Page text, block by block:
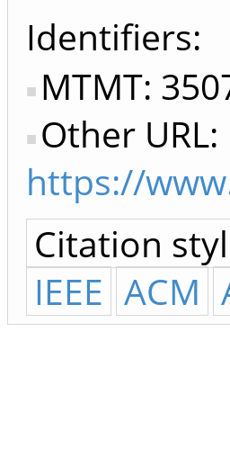
Identifiers
MTMT:
Other URL:
https://
Citation
IEEE ACM